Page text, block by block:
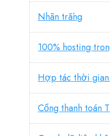
Nhãn trắng
100% hosting
Hợp tác thời
Cổng thanh toán